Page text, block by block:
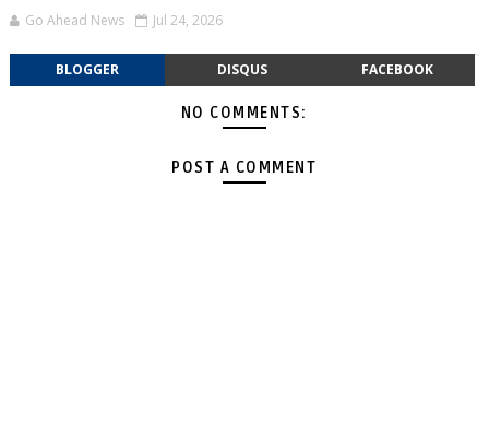
Go Ahead News Jul 24, 2026
BLOGGER DISQUS FACEBOOK
NO COMMENTS:
POST A COMMENT